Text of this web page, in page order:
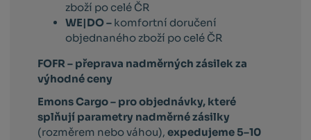
zboží po celé ČR
WE|DO – komfortní doručení
objednaného zboží po celé ČR
FOFR – přeprava nadměrných zásilek za
výhodné ceny
Emons Cargo – pro objednávky, které
splňují parametry nadměrné zásilky
(rozměrem nebo váhou),expedujeme 5–10